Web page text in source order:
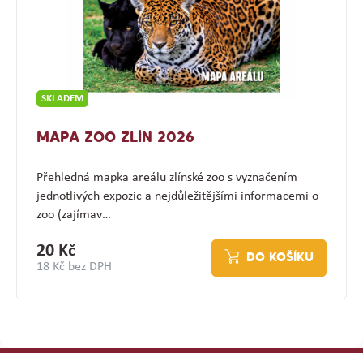
SKLADEM
MAPA ZOO ZLÍN 2026
Přehledná mapka areálu zlínské zoo s vyznačením
jednotlivých expozic a nejdůležitějšími informacemi o
zoo (zajímav…
20 Kč
18 Kč bez DPH
DO KOŠÍKU